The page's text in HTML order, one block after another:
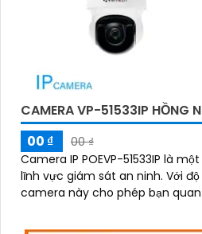
CAMERA VP-51533IP HỒNG
00 ₫
00 ₫
Camera IP POEVP-51533IP là
lĩnh vực giám sát an ninh. Với độ phân giải cao 5.0MP,
camera này cho phép bạn